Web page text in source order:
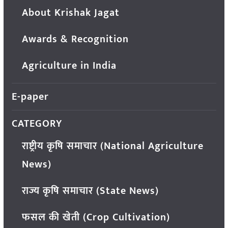
About Krishak Jagat
Awards & Recognition
Agriculture in India
E-paper
CATEGORY
राष्ट्रीय कृषि समाचार (National Agriculture
News)
राज्य कृषि समाचार (State News)
फसल की खेती (Crop Cultivation)